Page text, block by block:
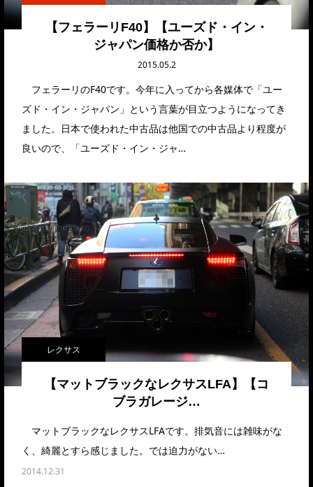
【フェラーリF40】【ユーズド・イン・
ジャパン価格か否か】
2015.05.2
フェラーリのF40です。今年に入ってから各媒体で「ユー
ズド・イン・ジャパン」という言葉が目立つようになってき
ました。日本で使われた中古品は他国での中古品より程度が
良いので、「ユーズド・イン・ジャ…
レクサス
【マットブラックなレクサスLFA】【コ
ブラガレージ…
マットブラックなレクサスLFAです。排気音には雑味がな
く、綺麗とすら感じました。では迫力がない…
2014.12.31